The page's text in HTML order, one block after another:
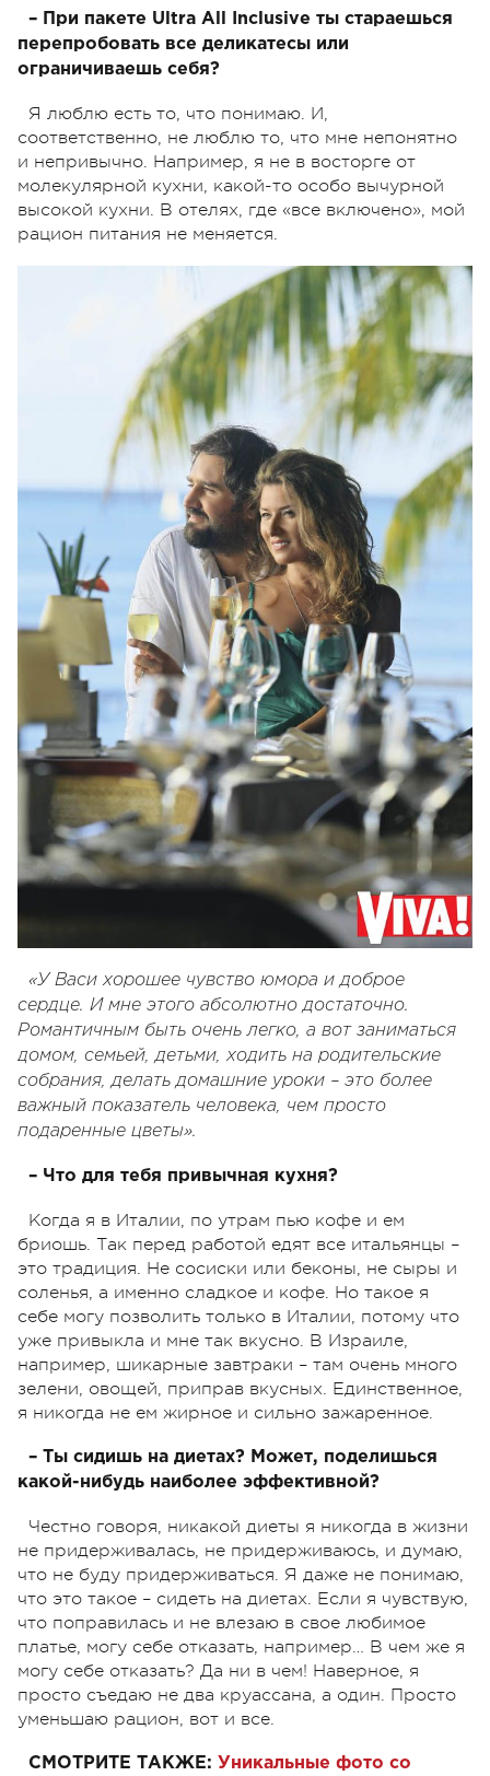
– При пакете Ultra All Inclusive ты стараешься
перепробовать все деликатесы или
ограничиваешь себя?
Я люблю есть то, что понимаю. И,
соответственно, не люблю то, что мне непонятно
и непривычно. Например, я не в восторге от
молекулярной кухни, какой-то особо вычурной
высокой кухни. В отелях, где «все включено», мой
рацион питания не меняется.
«У Васи хорошее чувство юмора и доброе
сердце. И мне этого абсолютно достаточно.
Романтичным быть очень легко, а вот заниматься
домом, семьей, детьми, ходить на родительские
собрания, делать домашние уроки – это более
важный показатель человека, чем просто
подаренные цветы».
– Что для тебя привычная кухня?
Когда я в Италии, по утрам пью кофе и ем
бриошь. Так перед работой едят все итальянцы –
это традиция. Не сосиски или беконы, не сыры и
соленья, а именно сладкое и кофе. Но такое я
себе могу позволить только в Италии, потому что
уже привыкла и мне так вкусно. В Израиле,
например, шикарные завтраки – там очень много
зелени, овощей, приправ вкусных. Единственное,
я никогда не ем жирное и сильно зажаренное.
– Ты сидишь на диетах? Может, поделишься
какой-нибудь наиболее эффективной?
Честно говоря, никакой диеты я никогда в жизни
не придерживалась, не придерживаюсь, и думаю,
что не буду придерживаться. Я даже не понимаю,
что это такое – сидеть на диетах. Если я чувствую,
что поправилась и не влезаю в свое любимое
платье, могу себе отказать, например… В чем же я
могу себе отказать? Да ни в чем! Наверное, я
просто съедаю не два круассана, а один. Просто
уменьшаю рацион, вот и все.
СМОТРИТЕ ТАКЖЕ: Уникальные фото со